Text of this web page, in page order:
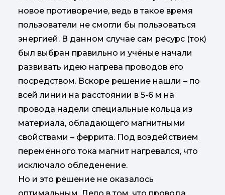
новое противоречие, ведь в такое время
пользователи не смогли бы пользоваться
энергией. В данном случае сам ресурс (ток)
был выбран правильно и учёные начали
развивать идею нагрева проводов его
посредством. Вскоре решение нашли – по
всей линии на расстоянии в 5-6 м на
провода надели специальные кольца из
материала, обладающего магнитными
свойствами – феррита. Под воздействием
переменного тока магнит нагревался, что
исключало обледенение.
Но и это решение не оказалось
оптимальным. Дело в том, что провода